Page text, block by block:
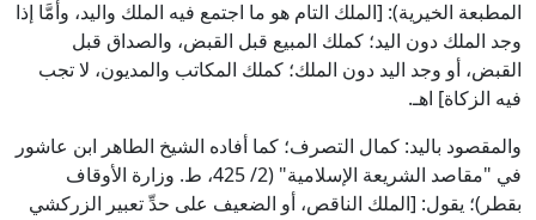
المطبعة الخيرية): [الملك التام هو ما اجتمع فيه الملك واليد، وأمَّا إذا
وجد الملك دون اليد؛ كملك المبيع قبل القبض، والصداق قبل
القبض، أو وجد اليد دون الملك؛ كملك المكاتب والمديون، لا تجب
فيه الزكاة] اهـ.
والمقصود باليد: كمال التصرف؛ كما أفاده الشيخ الطاهر ابن عاشور
في "مقاصد الشريعة الإسلامية" (2/ 425، ط. وزارة الأوقاف
بقطر)؛ يقول: [الملك الناقص، أو الضعيف على حدِّ تعبير الزركشي